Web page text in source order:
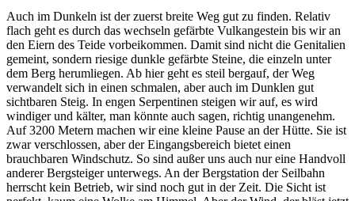
Auch im Dunkeln ist der zuerst breite Weg gut zu finden. Relativ
flach geht es durch das wechseln gefärbte Vulkangestein bis wir an
den Eiern des Teide vorbeikommen. Damit sind nicht die Genitalien
gemeint, sondern riesige dunkle gefärbte Steine, die einzeln unter
dem Berg herumliegen. Ab hier geht es steil bergauf, der Weg
verwandelt sich in einen schmalen, aber auch im Dunklen gut
sichtbaren Steig. In engen Serpentinen steigen wir auf, es wird
windiger und kälter, man könnte auch sagen, richtig unangenehm.
Auf 3200 Metern machen wir eine kleine Pause an der Hütte. Sie ist
zwar verschlossen, aber der Eingangsbereich bietet einen
brauchbaren Windschutz. So sind außer uns auch nur eine Handvoll
anderer Bergsteiger unterwegs. An der Bergstation der Seilbahn
herrscht kein Betrieb, wir sind noch gut in der Zeit. Die Sicht ist